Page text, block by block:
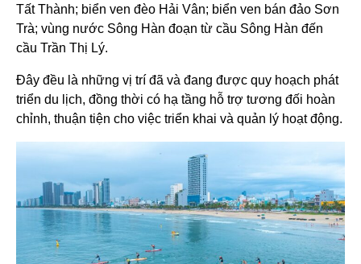
Tất Thành; biển ven đèo Hải Vân; biển ven bán đảo Sơn
Trà; vùng nước Sông Hàn đoạn từ cầu Sông Hàn đến
cầu Trần Thị Lý.
Đây đều là những vị trí đã và đang được quy hoạch phát
triển du lịch, đồng thời có hạ tầng hỗ trợ tương đối hoàn
chỉnh, thuận tiện cho việc triển khai và quản lý hoạt động.